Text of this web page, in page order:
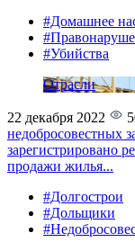
#Домашнее
#Убийства
Отрасли
22 декабря 2022
недобросовестных
зарегистрировано
продажи жилья...
#Долгострои
#Дольщики